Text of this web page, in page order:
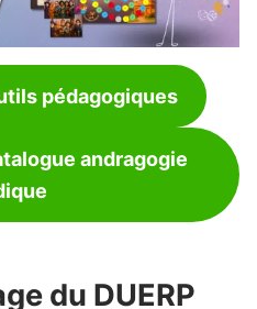
pédagogiques
andragogie
du DUERP